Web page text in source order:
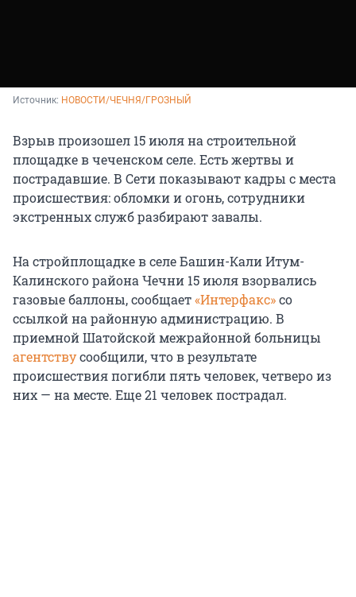
Источник: НОВОСТИ/ЧЕЧНЯ/ГРОЗНЫ️Й
Взрыв произошел 15 июля на строительной
площадке в чеченском селе. Есть жертвы и
пострадавшие. В Сети показывают кадры с места
происшествия: обломки и огонь, сотрудники
экстренных служб разбирают завалы.
На стройплощадке в селе Башин-Кали Итум-
Калинского района Чечни 15 июля взорвались
газовые баллоны, сообщает«Интерфакс»со
ссылкой на районную администрацию. В
приемной Шатойской межрайонной больницы
агентствусообщили, что в результате
происшествия погибли пять человек, четверо из
них — на месте. Еще 21 человек пострадал.